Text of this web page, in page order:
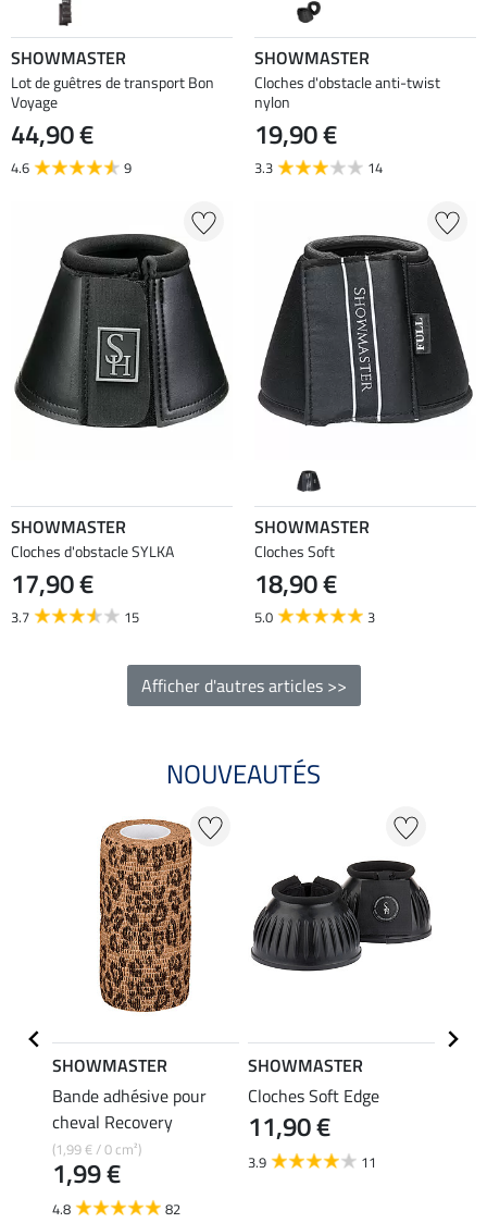
SHOWMASTER
Lot de guêtres de transport Bon
Voyage
44,90 €
4.6 9
SHOWMASTER
Cloches d'obstacle anti-twist
nylon
19,90 €
3.3 14
SHOWMASTER
Cloches d'obstacle SYLKA
17,90 €
3.7 15
SHOWMASTER
Cloches Soft
18,90 €
5.0 3
Afficher d'autres articles >>
NOUVEAUTÉS
SHOWMASTER
Bande adhésive pour
cheval Recovery
(1,99 € / 0 cm²)
1,99 €
4.8 82
SHOWMASTER
Cloches Soft Edge
11,90 €
3.9 11